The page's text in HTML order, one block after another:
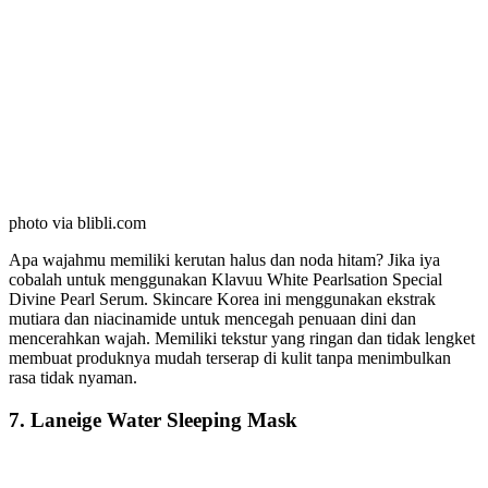
photo via blibli.com
Apa wajahmu memiliki kerutan halus dan noda hitam? Jika iya
cobalah untuk menggunakan Klavuu White Pearlsation Special
Divine Pearl Serum. Skincare Korea ini menggunakan ekstrak
mutiara dan niacinamide untuk mencegah penuaan dini dan
mencerahkan wajah. Memiliki tekstur yang ringan dan tidak lengket
membuat produknya mudah terserap di kulit tanpa menimbulkan
rasa tidak nyaman.
7. Laneige Water Sleeping Mask